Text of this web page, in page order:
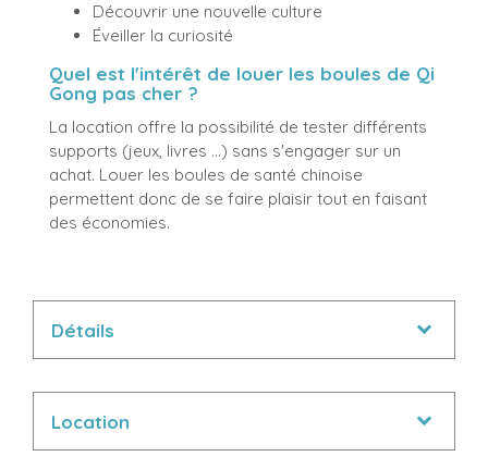
Découvrir une nouvelle culture
Éveiller la curiosité
Quel est l'intérêt de louer les boules de Qi
Gong pas cher ?
La location offre la possibilité de tester différents
supports (jeux, livres ...) sans s'engager sur un
achat. Louer les boules de santé chinoise
permettent donc de se faire plaisir tout en faisant
des économies.
Détails
Location